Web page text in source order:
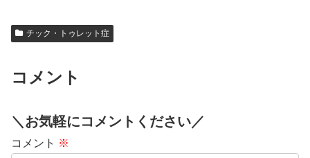
チック・トゥレット症
コメント
＼お気軽にコメントください／
コメント ※